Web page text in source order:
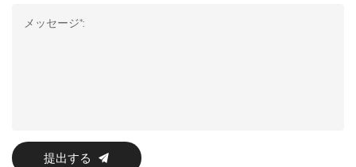
メッセージ*:
提出する